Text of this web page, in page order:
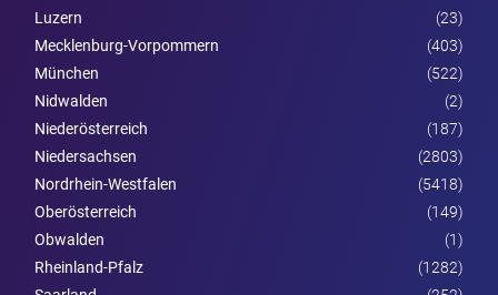
Luzern
(23)
Mecklenburg-Vorpommern
(403)
München
(522)
Nidwalden
(2)
Nieder­österreich
(187)
Niedersachsen
(2803)
Nordrhein-Westfalen
(5418)
Ober­österreich
(149)
Obwalden
(1)
Rheinland-Pfalz
(1282)